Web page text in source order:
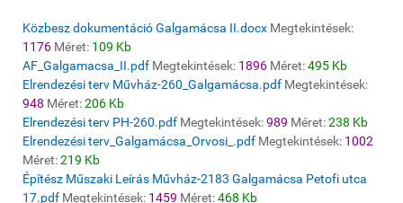
Közbesz dokumentáció Galgamácsa II.docx Megtekintések:
1176 Méret: 109 Kb
AF_Galgamacsa_II.pdf Megtekintések: 1896 Méret:495 Kb
Elrendezési terv Művház-260_Galgamácsa.pdf Megtekintések:
948 Méret:206 Kb
Elrendezési terv PH-260.pdf Megtekintések:989 Méret:238 Kb
Elrendezési terv_Galgamácsa_Orvosi_.pdf Megtekintések: 1002
Méret:219 Kb
Építész Műszaki Leírás Művház-2183 Galgamácsa Petofi utca
17.pdf Megtekintések: 1459 Méret:468 Kb